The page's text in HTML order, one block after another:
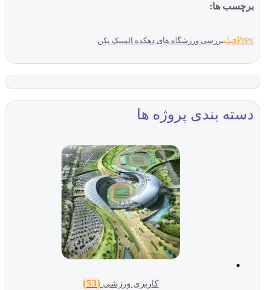
برچسب ها:
Prevقبلیبررسی ورزشگاه های دهکده المپیک پکن
دسته بندی پروژه ها
کاربری ورزشی (53)